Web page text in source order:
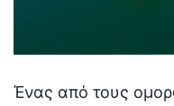
Ένας από τους